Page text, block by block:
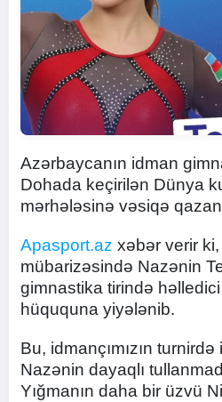
Azərbaycanın idman
Dohada keçirilən Dünya
mərhələsinə vəsiqə
Apasport.az xəbər verir ki,
mübarizəsində Nazənin
gimnastika tirində
hüququna yiyələnib.
Bu, idmançımızın
Nazənin dayaqlı
Yığmanın daha bir üzvü